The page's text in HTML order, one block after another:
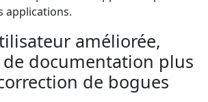
applications.
améliorée,
documentation plus
de bogues